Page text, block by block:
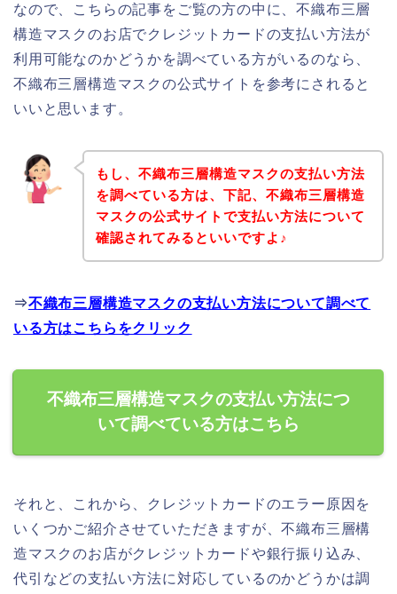
なので、こちらの記事をご覧の方の中に、不織布三層
構造マスクのお店でクレジットカードの支払い方法が
利用可能なのかどうかを調べている方がいるのなら、
不織布三層構造マスクの公式サイトを参考にされると
いいと思います。
もし、不織布三層構造マスクの支払い方法
を調べている方は、下記、不織布三層構造
マスクの公式サイトで支払い方法について
確認されてみるといいですよ♪
⇒不織布三層構造マスクの支払い方法について調べて
いる方はこちらをクリック
不織布三層構造マスクの支払い方法につ
いて調べている方はこちら
それと、これから、クレジットカードのエラー原因を
いくつかご紹介させていただきますが、不織布三層構
造マスクのお店がクレジットカードや銀行振り込み、
代引などの支払い方法に対応しているのかどうかは調